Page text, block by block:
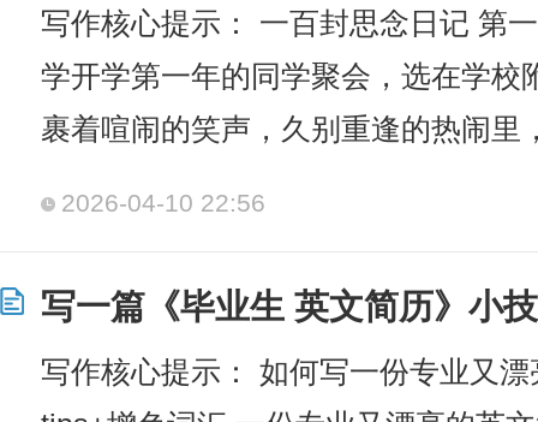
写作核心提示： 一百封思念日记 第
学开学第一年的同学聚会，选在学校
裹着喧闹的笑声，久别重逢的热闹里
2026-04-10 22:56
写一篇《毕业生 英文简历》小
写作核心提示： 如何写一份专业又